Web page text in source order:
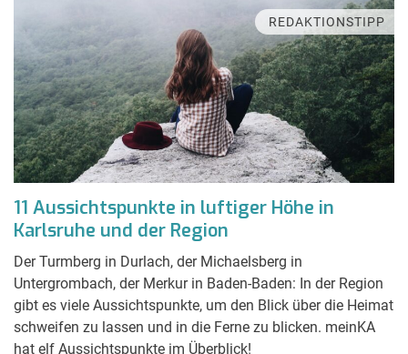
REDAKTIONSTIPP
11 Aussichtspunkte in luftiger Höhe in
Karlsruhe und der Region
Der Turmberg in Durlach, der Michaelsberg in
Untergrombach, der Merkur in Baden-Baden: In der Region
gibt es viele Aussichtspunkte, um den Blick über die Heimat
schweifen zu lassen und in die Ferne zu blicken. meinKA
hat elf Aussichtspunkte im Überblick!